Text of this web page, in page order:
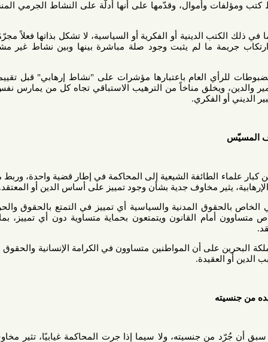
وأموال، وقدّمها على أنها أدلّة على النشاط الجرمي المنسوب إلى
الدينية أو الفكرية أو السياسية، لا تشكل بذاتها فعلاً مجرّمًا، كما أن
ما لم يثبت وجود صلة مباشرة بينها وبين نشاط غير مشروع وفقًا
العام باعتبارها مؤشرات على "نشاط إرهابي" قبل تقييمها قضائياً
ويخلق مناخاً من الترهيب الاستباقي تجاه كل من يمارس نفس الحقوق
الفكري.
الطائفة الشيعية إلى المحاكمة في إطار قضية واحدة، وربط مؤسساتها
يثير مخاوف جدية بشأن وجود تمييز على أساس الدين أو المعتقد.
الخاص بالحقوق المدنية والسياسية أي تمييز في التمتع بالحقوق والحريات، كما
متساوون أمام القانون ويتمتعون بحماية متساوية دون أي تمييز، بما في ذلك
البحرين على أن المواطنين متساوون في الكرامة الإنسانية والحقوق والواجبات
ولا سيما إذا جرت المحاكمة غيابيًا، تثير مخاوف قانونية